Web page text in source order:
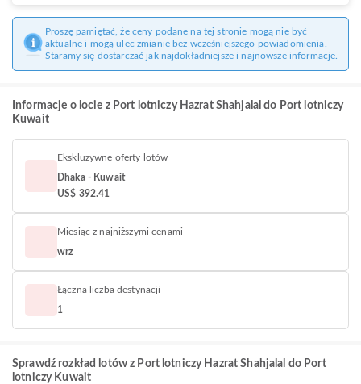
Proszę pamiętać, że ceny podane na tej stronie mogą nie być
aktualne i mogą ulec zmianie bez wcześniejszego powiadomienia.
Staramy się dostarczać jak najdokładniejsze i najnowsze informacje.
Informacje o locie z Port lotniczy Hazrat Shahjalal do Port lotniczy
Kuwait
Ekskluzywne oferty lotów
Dhaka - Kuwait
US$ 392.41
Miesiąc z najniższymi cenami
wrz
Łączna liczba destynacji
1
Sprawdź rozkład lotów z Port lotniczy Hazrat Shahjalal do Port
lotniczy Kuwait